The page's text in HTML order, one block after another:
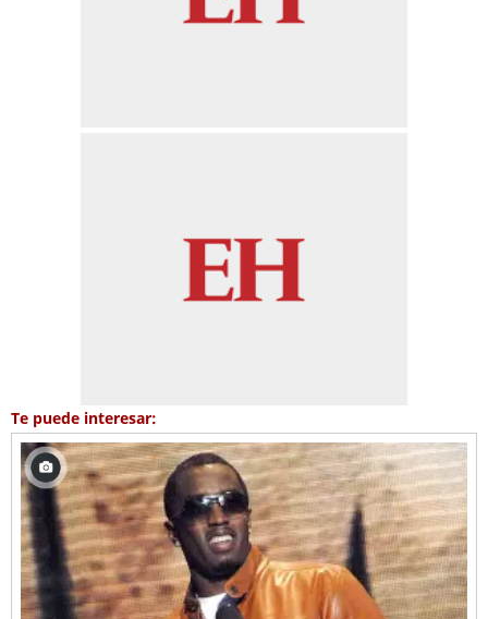
Te puede interesar: